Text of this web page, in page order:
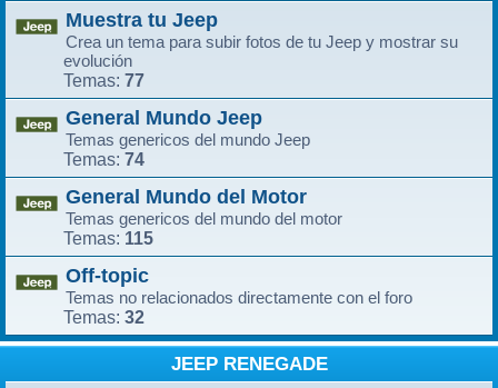
Muestra tu Jeep
Crea un tema para subir fotos de tu Jeep y mostrar su
evolución
Temas: 77
General Mundo Jeep
Temas genericos del mundo Jeep
Temas: 74
General Mundo del Motor
Temas genericos del mundo del motor
Temas: 115
Off-topic
Temas no relacionados directamente con el foro
Temas: 32
JEEP RENEGADE